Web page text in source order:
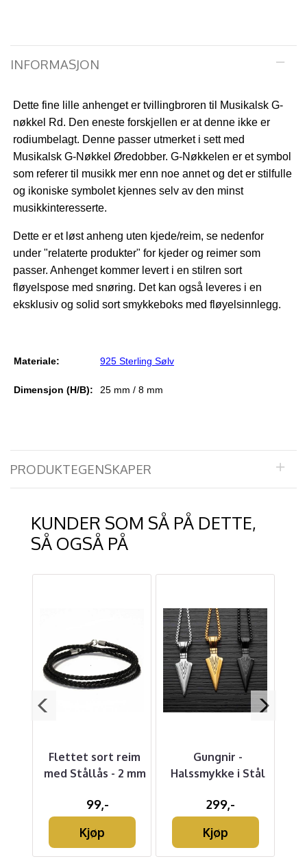
INFORMASJON
Dette fine lille anhenget er tvillingbroren til
Musikalsk G-
nøkkel Rd. Den eneste forskjellen er at denne ikke er
rodiumbelagt. Denne passer utmerket i sett med
Musikalsk G-Nøkkel Øredobber. G-Nøkkelen er et symbol
som referer til musikk mer enn noe annet og det er stilfulle
og ikoniske symbolet kjennes selv av den minst
musikkinteresserte.
Dette er et løst anheng uten kjede/reim, se nedenfor
under "relaterte produkter" for kjeder og reimer som
passer. Anhenget kommer levert i en stilren sort
fløyelspose med snøring. Det kan også leveres i en
eksklusiv og solid sort smykkeboks med fløyelsinnlegg.
Materiale: 925 Sterling Sølv
Dimensjon (H/B): 25 mm / 8 mm
PRODUKTEGENSKAPER
KUNDER SOM SÅ PÅ DETTE,
SÅ OGSÅ PÅ
Flettet sort reim
med Stållås - 2 mm
99,-
Kjøp
Gungnir -
Halssmykke i Stål
299,-
Kjøp